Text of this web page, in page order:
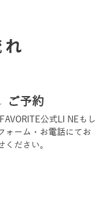
ご予約
FAVORITE公式LI NEもし
ォーム・お電話にてお
ください。